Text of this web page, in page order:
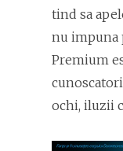
tind sa
nu impuna
Premium
ochi, iluzii